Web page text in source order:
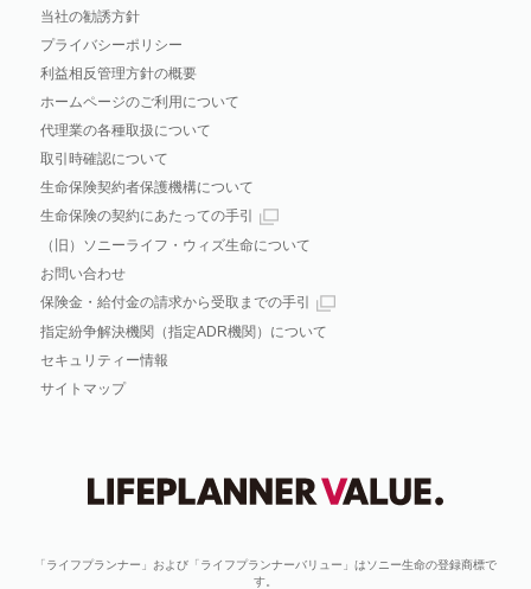
当社の勧誘方針
プライバシーポリシー
利益相反管理方針の概要
ホームページのご利用について
代理業の各種取扱について
取引時確認について
生命保険契約者保護機構について
生命保険の契約にあたっての手引
（旧）ソニーライフ・ウィズ生命について
お問い合わせ
保険金・給付金の請求から受取までの手引
指定紛争解決機関（指定ADR機関）について
セキュリティー情報
サイトマップ
「ライフプランナー」および「ライフプランナーバリュー」はソニー生命の登録商標で
す。